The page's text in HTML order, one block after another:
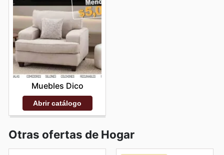
Muebles Dico
Abrir catálogo
Otras ofertas de Hogar